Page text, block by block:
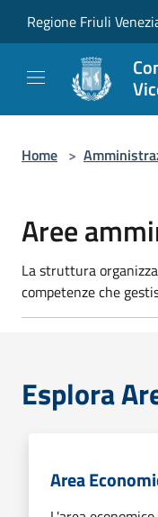
Regione Friuli
Home >
Aree
La struttura
competenze che
Esplora
Area